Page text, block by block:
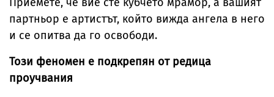
партньор е артистът, който вижда ангела в него
и се опитва да го освободи.
Този феномен е подкрепян от редица
проучвания